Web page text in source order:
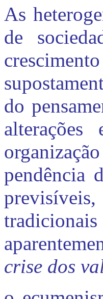
As
de
do
pendência
crise dos